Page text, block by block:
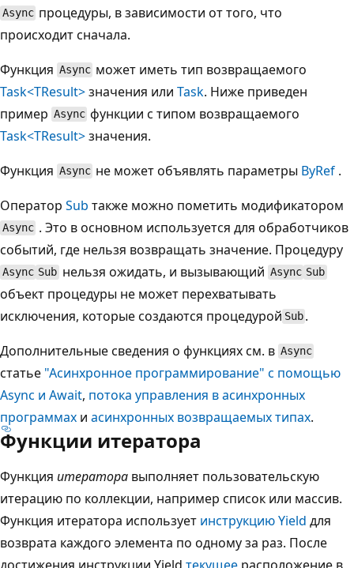
Async процедуры, в зависимости от того, что
происходит сначала.
Функция Async может иметь тип возвращаемого
Task<TResult>значения или Task. Ниже приведен
пример Async функции с типом возвращаемого
Task<TResult>значения.
Функция Async не может объявлять параметры ByRef .
Оператор Sub также можно пометить модификатором
Async . Это в основном используется для обработчиков
событий, где нельзя возвращать значение. Процедуру
Async Subнельзя ожидать, и вызывающий Async Sub
объект процедуры не может перехватывать
исключения, которые создаются процедурой Sub .
Дополнительные сведения о функциях см. в Async
статье "Асинхронное программирование" с помощью
Async и Await, потока управления в асинхронных
программах и асинхронных возвращаемых типах.
Функции итератора
Функция итератора выполняет пользовательскую
итерацию по коллекции, например список или массив.
Функция итератора использует инструкцию Yield для
возврата каждого элемента по одному за раз. После
достижения инструкции Yield текущее расположение в